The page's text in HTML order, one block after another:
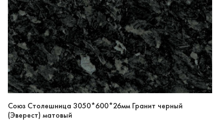
Союз Столешница 3050*600*26мм Гранит черный
(Эверест) матовый